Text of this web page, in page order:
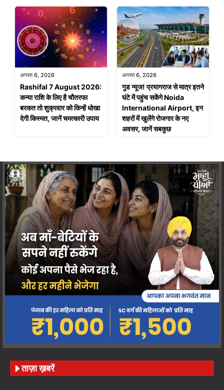
अगस्त 6, 2026
Rashifal 7 August 2026:
कन्या राशि के लिए है चौतरफा
बरकत तो शुक्रवार को किन्हें धोखा
देगी किस्मत, जानें चमत्कारी उपाय
अगस्त 6, 2026
गुड न्यूज! प्रयागराज से मात्र इतने
घंटे में पहुंच सकेंगे Noida
International Airport, इन
शहरों में खुलेंगे रोजगार के नए
अवसर, जानें सबकुछ
ताज़ा ख़बरें